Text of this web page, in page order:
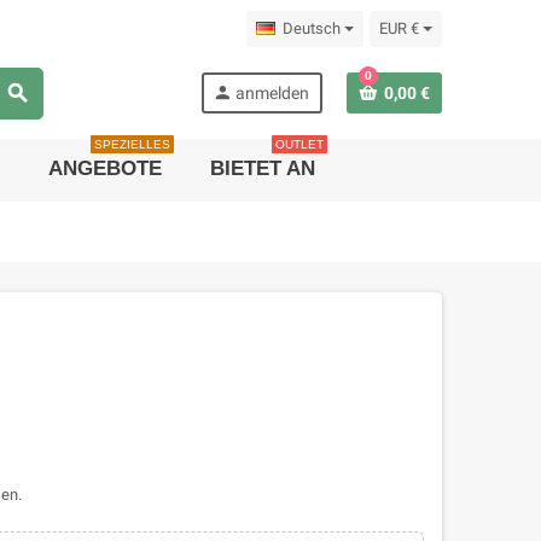
Deutsch EUR €
search person anmelden
0
0,00 €
ANGEBOTE
SPEZIELLES
BIETET AN
OUTLET